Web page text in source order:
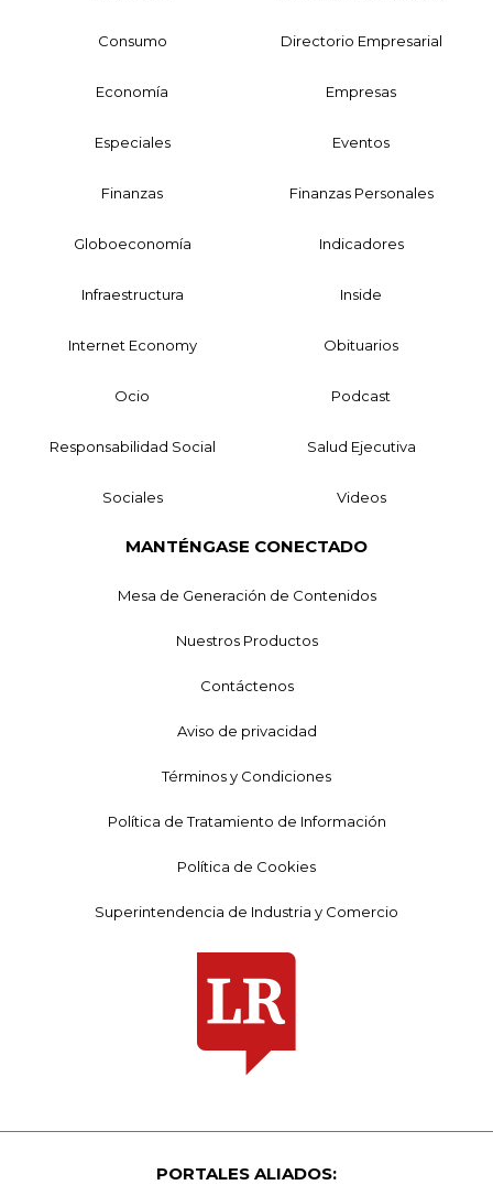
Consumo Directorio Empresarial
Economía Empresas
Especiales Eventos
Finanzas Finanzas Personales
Globoeconomía Indicadores
Infraestructura Inside
Internet Economy Obituarios
Ocio Podcast
Responsabilidad Social Salud Ejecutiva
Sociales Videos
MANTÉNGASE CONECTADO
Mesa de Generación de Contenidos
Nuestros Productos
Contáctenos
Aviso de privacidad
Términos y Condiciones
Política de Tratamiento de Información
Política de Cookies
Superintendencia de Industria y Comercio
PORTALES ALIADOS: